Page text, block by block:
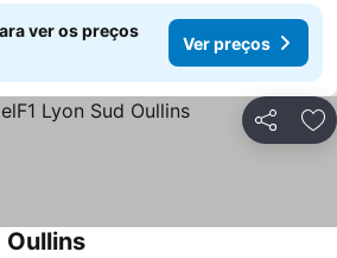
ver os preços
Ver preços
Partilhar
Oullins